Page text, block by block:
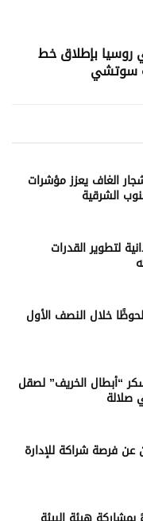
روسيا بإطلاق خط
سوتشي
الغاف يعزز مؤشرات
الشرقية
لتطوير القدرات
خلال النصف الأول
“أبطال الخريف” لصقل
صلالة
فرصة شراكة للإدارة